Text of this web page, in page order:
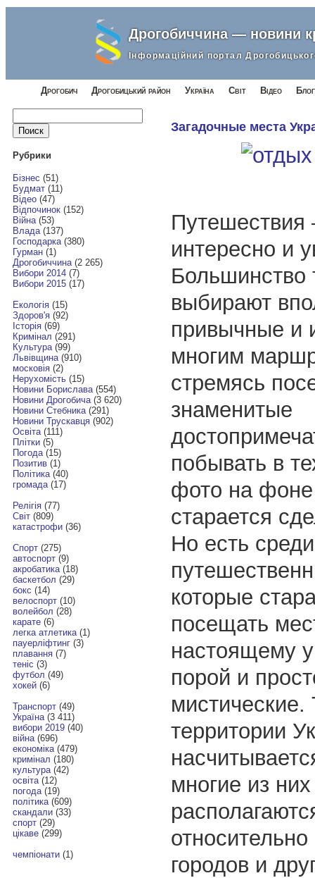
Дрогобиччина — новини
Інформаційний портал
Дрогобич Дрогобицький район Україна Світ Відео
Найти:
Рубрики
Бізнес (51)
Будмат(11)
Відео(47)
Відпочинок(152)
Війна(53)
Влада(137)
Господарка(380)
Гурман(1)
Дрогобиччина(2 265)
Вибори 2014(7)
Вибори 2015(17)
Екологія(15)
Здоров'я(92)
Історія(69)
Кримінал (291)
Культура(99)
Львівщина(910)
московія(2)
Нерухомість(15)
Новини Борислава(554)
Новини Дрогобича(3 620)
Новини Стебника(291)
Новини Трускавця(902)
Освіта(111)
Плітки(5)
Погода(15)
Позитив(1)
Політика(40)
громада(17)
Релігія(77)
Світ(809)
катастрофи(36)
Спорт(275)
автоспорт(9)
акробатика(18)
баскетбол (29)
бокс (14)
велоспорт(10)
волейбол (28)
карате(6)
легка атлетика(1)
пауерліфтинг(3)
плавання(7)
теніс (3)
футбол (49)
хокей(6)
Транспорт(49)
Україна(3 411)
вибори 2019(40)
війна(696)
економіка(479)
кримінал (180)
культура(42)
освіта(12)
погода(19)
політика(609)
скандали(33)
спорт(29)
цікаве(299)
чемпіонати(1)
Загадочные места
Путешествия
интересно и
Большинство
выбирают
привычные и
многим
стремясь
знаменитые
побывать в
фото на фоне
старается
Но есть среди
которые
посещать
настоящему
порой и
мистические.
территории
многие из них
городов и